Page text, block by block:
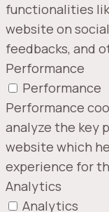
functionalities
website on
feedbacks, and
Performance
Performance
Performance
analyze the key
website which
experience for
Analytics
Analytics